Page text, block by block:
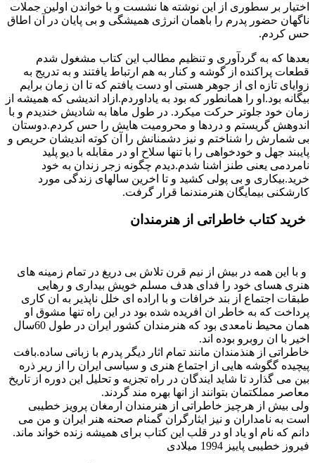
اختیار بر سطوری از این نوشته ها نشست و با خواندن اولین جملات
ناگهان حضور پدرم را باهمان انرژی همیشگی و بی پایان در آن اطاق
حس کردم.
بعدها که به گردآوری و تنظیم مطالب این کتاب مشغول شدم
قطعات پراکنده از گوشه و کنار به هم ارتباط یافتند و به تدریج به
زوایای تازه ای از جوهر هستی او دست یافتم که تا ان زمان برایم
بیگانه بود.او را همانطور که بود به یاداوردم.ازاد اندیشی که همیشه از
زمان خود جلوتر حرکت میکرد. در طول ماها به شادیش خندیدم و با
اندوهش گریستم و دردها و محرومیت هایش را حس کردم.دوستان
بی شمارش را شناختم و نیز دشمنانش را آن کوته اندیشان حریص و
پایبند جهل و خودخواهی را با تنها سلاح او در مقابله با دیو پلید
نامردمی یعنی طنز اشنا شدم.دیدم چگونه زجر زندان به خود
خرید.بیکاری و بی پولی کشید و تا اخرین سالهای زندگی مورد
کارشکنی بیمایگان هنرمندنما قرار گرفت.
خرید کتاب خاطراتی از هنرمندان
و با این همه در بیش از نیم قرن تلاش بی دریغ در تمام زمینه های
هنری هسای خود را فدای هدف مسلم خویش بیداری و رهایی
طبقات اجتماع از بند خرافات و با اراده ای خلل ناپذیر به ان کاری
پرداخت که به خاطر ان افریده شده بود در این راه تنها مشوق او
همان محیط نامعدی بود که هنرمندان کشور ایران در طول 60سال
اخیر با ان روبرو بوده اند.
خاطراتی از هنذمندان مانند تمام اثار دیگر پدرم با زبانی ساده.بافت
پیچیده گگوشه هایی از اجتماع هنری و سیاسی ایران را از ریر ذره
بین می گذارد تا شاید ایندگان در راه تجزیه و تحلیل این دوره از تاریخ
معاصر مملکتمان بتوانند از انها بهره مند گردند.
ولی بیش از هرچیز خاطراتی از هنرمندان ارمغان پرویز خطیبی
است به نامداران و نیز ایثارگران گمنام صحنه هنر ایران و من می
دانم که نام او یاد او در قلب این کتاب برای همیشه زنده خواند ماند.
فیروز خطیبی پاییز 1994 میلادی